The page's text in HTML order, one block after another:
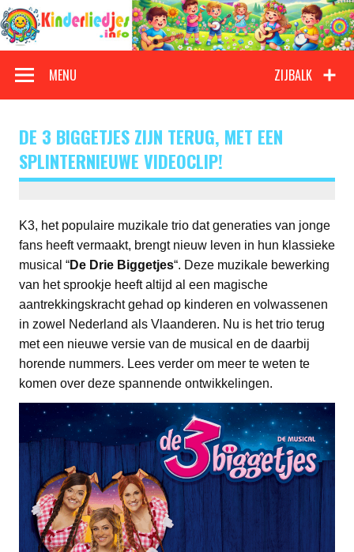
Doorgaan
naar
inhoud
Kinderliedjes
ZIJBALK
MENU
DE 3 BIGGETJES ZIJN TERUG, MET EEN
SPLINTERNIEUWE VIDEOCLIP!
K3, het populaire muzikale trio dat generaties van jonge
fans heeft vermaakt, brengt nieuw leven in hun klassieke
musical “De Drie Biggetjes“. Deze muzikale bewerking
van het sprookje heeft altijd al een magische
aantrekkingskracht gehad op kinderen en volwassenen
in zowel Nederland als Vlaanderen. Nu is het trio terug
met een nieuwe versie van de musical en de daarbij
horende nummers. Lees verder om meer te weten te
komen over deze spannende ontwikkelingen.